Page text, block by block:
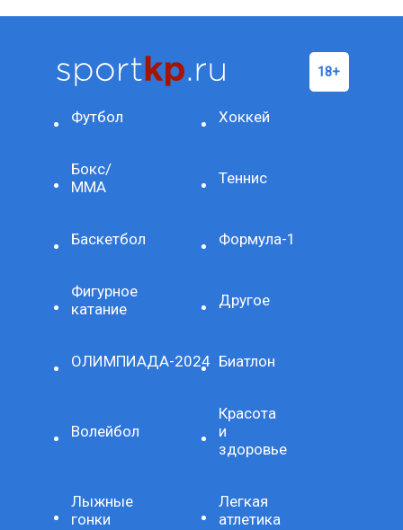
Футбол Хоккей
Бокс/
ММА
Теннис
Баскетбол Формула-1
Фигурное
катание
Другое
ОЛИМПИАДА-2024 Биатлон
Волейбол
Красота
и
здоровье
Лыжные
гонки
Легкая
атлетика